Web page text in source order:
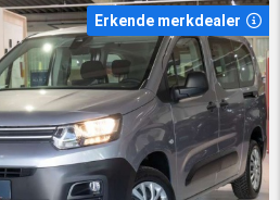
Erkende merkdealer